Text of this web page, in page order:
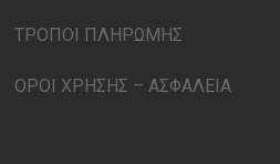
ΤΡΟΠΟΙ ΠΛΗΡΩΜΗΣ
ΟΡΟΙ ΧΡΗΣΗΣ – ΑΣΦΑΛΕΙΑ